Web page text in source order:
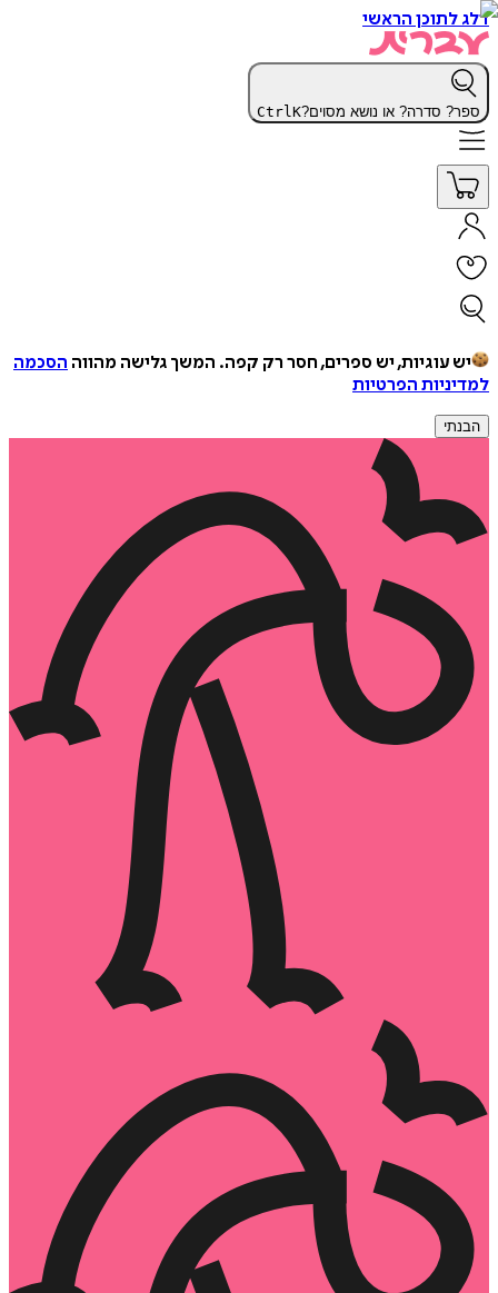
דלג לתוכן הראשי
ספר? סדרה? או נושא מסוים? CtrlK
יש עוגיות, יש ספרים, חסר רק קפה. המשך גלישה מהווה הסכמה
למדיניות הפרטיות
הבנתי